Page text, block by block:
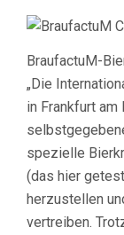
BraufactuM-
„Die
in Frankfurt am
spezielle
(das hier
herzustellen
vertreiben.